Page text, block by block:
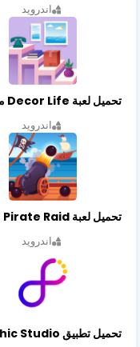
اندرويد
اندرويد
اندرويد